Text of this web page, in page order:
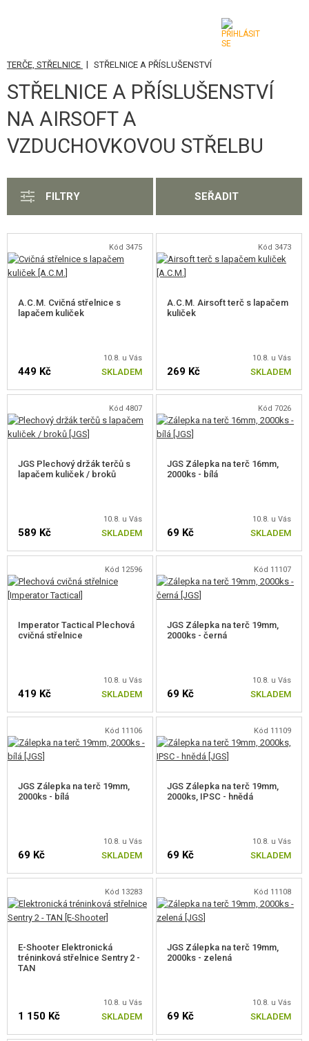
KATEGORIE
AIRSOFTOVÉ ZBRANĚ
KULIČKY, PLYN
ZÁSOBNÍKY, PLNIČKY
VÝSTROJ, UNIFORMY, POUZDRA
DOPLŇKY KE ZBRANÍM, POPRUHY
NÁHRADNÍ DÍLY, UPGRADE
SERVIS A ÚDRŽBA ZBRANÍ
TERČE, STŘELNICE
STŘELNICE A PŘÍSLUŠENSTVÍ
OUTDOOR A BUSHCRAFT
STAVEBNICE, MODELY
REKLAMNÍ PŘEDMĚTY
POŠKOZENÉ, POUŽITÉ ZBOŽÍ
NOVINKY
KONTAKT
TERČE, STŘELNICE | STŘELNICE A PŘÍSLUŠENSTVÍ
STŘELNICE A PŘÍSLUŠENSTVÍ
NA AIRSOFT A
VZDUCHOVKOVOU STŘELBU
FILTRY SEŘADIT
Kód 3475
A.C.M. Cvičná střelnice s
lapačem kuliček
10.8. u Vás
449 Kč SKLADEM
Kód 3473
A.C.M. Airsoft terč s lapačem
kuliček
10.8. u Vás
269 Kč SKLADEM
Kód 4807
JGS Plechový držák terčů s
lapačem kuliček / broků
10.8. u Vás
589 Kč SKLADEM
Kód 7026
JGS Zálepka na terč 16mm,
2000ks - bílá
10.8. u Vás
69 Kč SKLADEM
Kód 12596
Imperator Tactical Plechová
cvičná střelnice
10.8. u Vás
419 Kč SKLADEM
Kód 11107
JGS Zálepka na terč 19mm,
2000ks - černá
10.8. u Vás
69 Kč SKLADEM
Kód 11106
JGS Zálepka na terč 19mm,
2000ks - bílá
10.8. u Vás
69 Kč SKLADEM
Kód 11109
JGS Zálepka na terč 19mm,
2000ks, IPSC - hnědá
10.8. u Vás
69 Kč SKLADEM
Kód 13283
E-Shooter Elektronická
tréninková střelnice Sentry 2 -
TAN
10.8. u Vás
1 150 Kč SKLADEM
Kód 11108
JGS Zálepka na terč 19mm,
2000ks - zelená
10.8. u Vás
69 Kč SKLADEM